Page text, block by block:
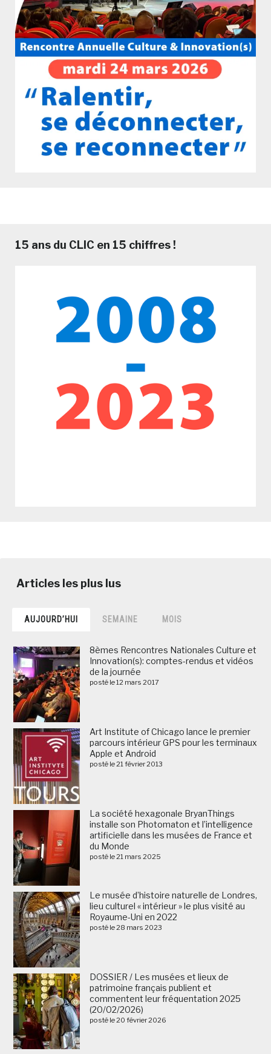
15 ans du CLIC en 15 chiffres !
AUJOURD’HUI SEMAINE MOIS
8èmes Rencontres Nationales Culture et
Innovation(s): comptes-rendus et vidéos
de la journée
posté le 12 mars 2017
Art Institute of Chicago lance le premier
parcours intérieur GPS pour les terminaux
Apple et Android
posté le 21 février 2013
La société hexagonale BryanThings
installe son Photomaton et l’intelligence
artificielle dans les musées de France et
du Monde
posté le 21 mars 2025
Le musée d’histoire naturelle de Londres,
lieu culturel « intérieur » le plus visité au
Royaume-Uni en 2022
posté le 28 mars 2023
DOSSIER / Les musées et lieux de
patrimoine français publient et
commentent leur fréquentation 2025
(20/02/2026)
posté le 20 février 2026